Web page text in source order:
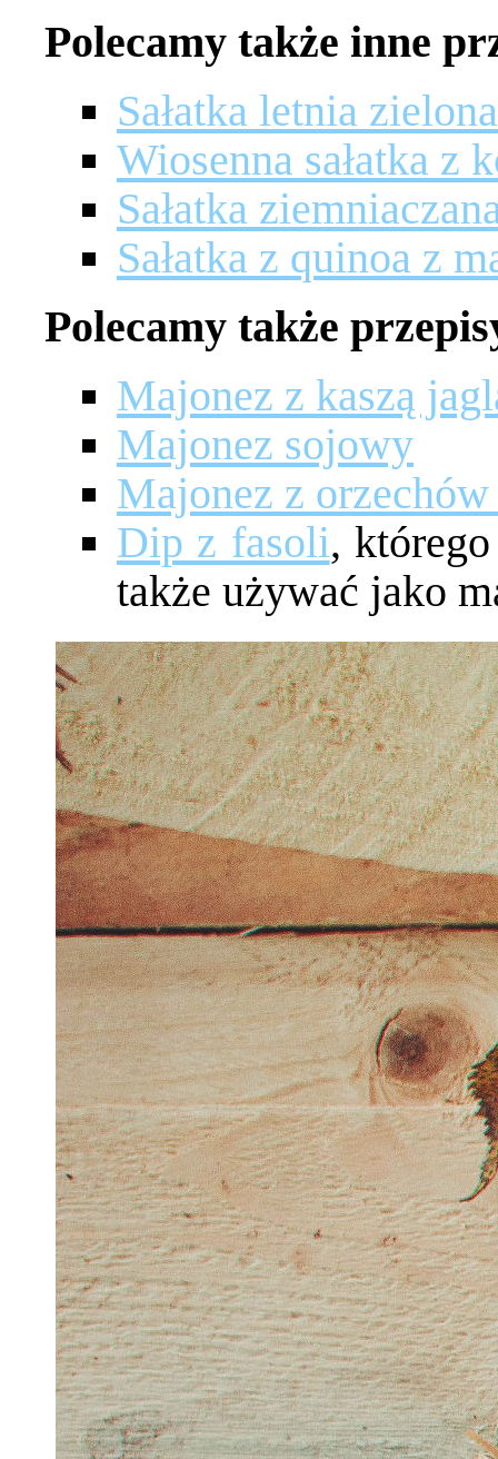
Polecamy także inne
Sałatka letnia zielona
Wiosenna sałatka z
Sałatka
Sałatka z quinoa z
Polecamy także
Majonez z kaszą
Majonez sojowy
Majonez z
Dip z fasoli,
także używać jako